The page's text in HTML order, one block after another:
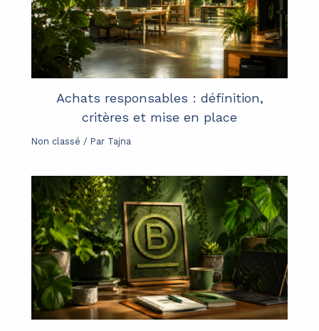
Achats responsables : définition,
critères et mise en place
Non classé / Par Tajna